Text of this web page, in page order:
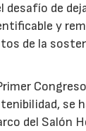
de
y
de la
Congreso
se
del Salón